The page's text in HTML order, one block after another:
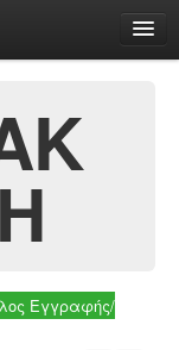
Εγγραφής/